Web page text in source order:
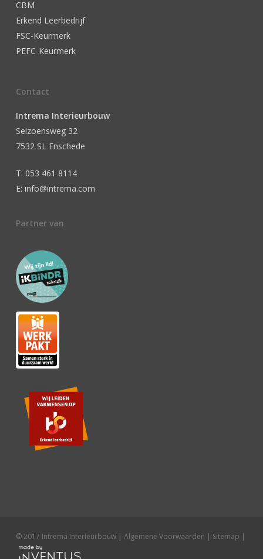
CBM
Erkend Leerbedrijf
FSC-Keurmerk
PEFC-Keurmerk
Contact
Intrema Interieurbouw
Seizoensweg 32
7532 SL Enschede
T: 053 461 8114
E: info@intrema.com
Partner van
© 2017 Intrema Interieurbouw | Algemene Voorwaarden | Sitemap |